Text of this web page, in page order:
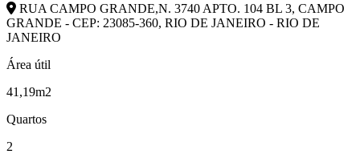
RUA CAMPO GRANDE,N. 3740 APTO. 104 BL 3, CAMPO
GRANDE - CEP: 23085-360, RIO DE JANEIRO - RIO DE
JANEIRO
Área útil
41,19m2
Quartos
2